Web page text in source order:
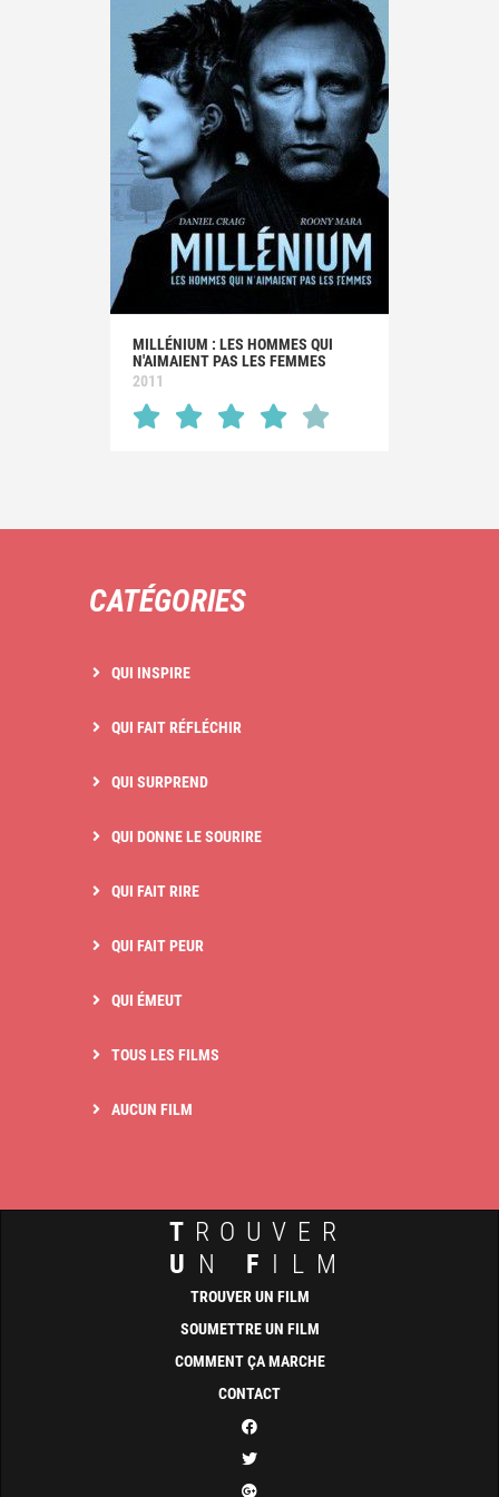
MILLÉNIUM : LES HOMMES QUI
N'AIMAIENT PAS LES FEMMES
2011
CATÉGORIES
QUI INSPIRE
QUI FAIT RÉFLÉCHIR
QUI SURPREND
QUI DONNE LE SOURIRE
QUI FAIT RIRE
QUI FAIT PEUR
QUI ÉMEUT
TOUS LES FILMS
AUCUN FILM
T ROUVER
U N F ILM
TROUVER UN FILM
SOUMETTRE UN FILM
COMMENT ÇA MARCHE
CONTACT